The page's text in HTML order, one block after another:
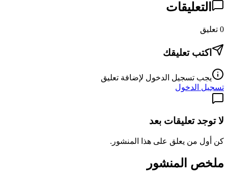
التعليقات
0 تعليق
اكتب تعليقك
يجب تسجيل الدخول لإضافة تعليق
تسجيل الدخول
لا توجد تعليقات بعد
كن أول من يعلق على هذا المنشور.
ملخص المنشور